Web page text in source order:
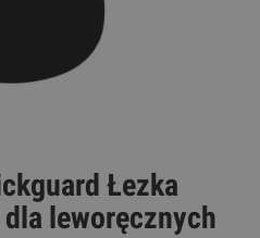
Łezka
leworęcznych